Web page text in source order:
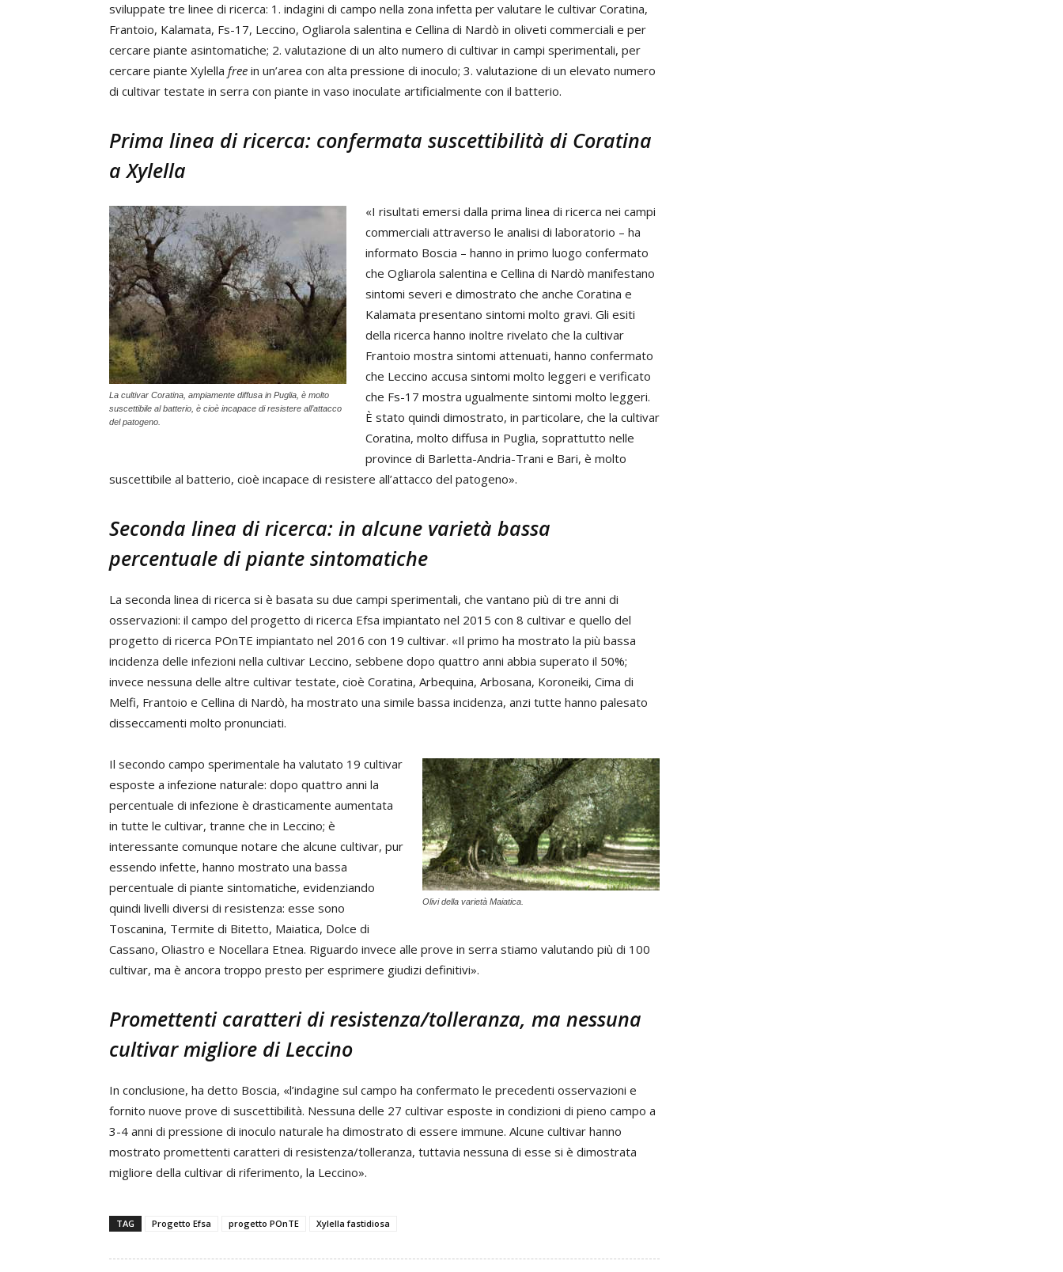
sviluppate tre linee di ricerca: 1. indagini di campo nella zona infetta per valutare le cultivar Coratina,
Frantoio, Kalamata, Fs-17, Leccino, Ogliarola salentina e Cellina di Nardò in oliveti commerciali e per
cercare piante asintomatiche; 2. valutazione di un alto numero di cultivar in campi sperimentali, per
cercare piante Xylella free in un’area con alta pressione di inoculo; 3. valutazione di un elevato numero
di cultivar testate in serra con piante in vaso inoculate artificialmente con il batterio.
Prima linea di ricerca: confermata suscettibilità di Coratina
a Xylella
La cultivar Coratina, ampiamente diffusa in Puglia, è molto
suscettibile al batterio, è cioè incapace di resistere all’attacco
del patogeno.
«I risultati emersi dalla prima linea di ricerca nei campi
commerciali attraverso le analisi di laboratorio – ha
informato Boscia – hanno in primo luogo confermato
che Ogliarola salentina e Cellina di Nardò manifestano
sintomi severi e dimostrato che anche Coratina e
Kalamata presentano sintomi molto gravi. Gli esiti
della ricerca hanno inoltre rivelato che la cultivar
Frantoio mostra sintomi attenuati, hanno confermato
che Leccino accusa sintomi molto leggeri e verificato
che Fs-17 mostra ugualmente sintomi molto leggeri.
È stato quindi dimostrato, in particolare, che la cultivar
Coratina, molto diffusa in Puglia, soprattutto nelle
province di Barletta-Andria-Trani e Bari, è molto
suscettibile al batterio, cioè incapace di resistere all’attacco del patogeno».
Seconda linea di ricerca: in alcune varietà bassa
percentuale di piante sintomatiche
La seconda linea di ricerca si è basata su due campi sperimentali, che vantano più di tre anni di
osservazioni: il campo del progetto di ricerca Efsa impiantato nel 2015 con 8 cultivar e quello del
progetto di ricerca POnTE impiantato nel 2016 con 19 cultivar. «Il primo ha mostrato la più bassa
incidenza delle infezioni nella cultivar Leccino, sebbene dopo quattro anni abbia superato il 50%;
invece nessuna delle altre cultivar testate, cioè Coratina, Arbequina, Arbosana, Koroneiki, Cima di
Melfi, Frantoio e Cellina di Nardò, ha mostrato una simile bassa incidenza, anzi tutte hanno palesato
disseccamenti molto pronunciati.
Olivi della varietà Maiatica.
Il secondo campo sperimentale ha valutato 19 cultivar
esposte a infezione naturale: dopo quattro anni la
percentuale di infezione è drasticamente aumentata
in tutte le cultivar, tranne che in Leccino; è
interessante comunque notare che alcune cultivar, pur
essendo infette, hanno mostrato una bassa
percentuale di piante sintomatiche, evidenziando
quindi livelli diversi di resistenza: esse sono
Toscanina, Termite di Bitetto, Maiatica, Dolce di
Cassano, Oliastro e Nocellara Etnea. Riguardo invece alle prove in serra stiamo valutando più di 100
cultivar, ma è ancora troppo presto per esprimere giudizi definitivi».
Promettenti caratteri di resistenza/tolleranza, ma nessuna
cultivar migliore di Leccino
In conclusione, ha detto Boscia, «l’indagine sul campo ha confermato le precedenti osservazioni e
fornito nuove prove di suscettibilità. Nessuna delle 27 cultivar esposte in condizioni di pieno campo a
3-4 anni di pressione di inoculo naturale ha dimostrato di essere immune. Alcune cultivar hanno
mostrato promettenti caratteri di resistenza/tolleranza, tuttavia nessuna di esse si è dimostrata
migliore della cultivar di riferimento, la Leccino».
TAG Progetto Efsa progetto POnTE Xylella fastidiosa